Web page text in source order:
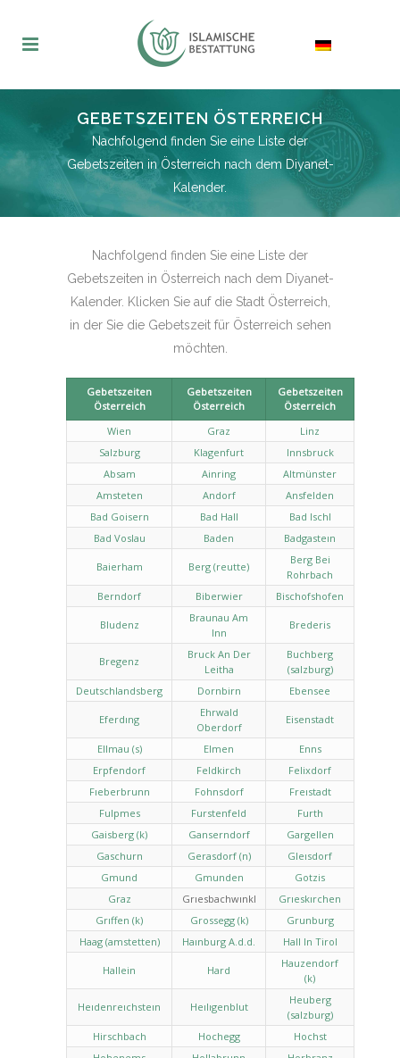
GEBETSZEITEN ÖSTERREICH
Nachfolgend finden Sie eine Liste der
Gebetszeiten in Österreich nach dem Diyanet-
Kalender.
Nachfolgend finden Sie eine Liste der
Gebetszeiten in Österreich nach dem Diyanet-
Kalender. Klicken Sie auf die Stadt Österreich,
in der Sie die Gebetszeit für Österreich sehen
möchten.
Gebetszeiten
Österreich
Gebetszeiten
Österreich
Gebetszeiten
Österreich
Wien
Graz
Linz
Salzburg
Klagenfurt
Innsbruck
Absam
Ainring
Altmünster
Amsteten
Andorf
Ansfelden
Bad Goisern
Bad Hall
Bad Ischl
Bad Voslau
Baden Badgasteın
Baierham Berg (reutte)
Berg Bei
Rohrbach
Berndorf
Biberwier Bischofshofen
Bludenz
Braunau Am
Inn
Brederis
Bregenz
Bruck An Der
Leitha
Buchberg
(salzburg)
Deutschlandsberg
Dornbirn Ebensee
Eferdıng
Ehrwald
Oberdorf
Eisenstadt
Ellmau (s) Elmen
Enns
Erpfendorf
Feldkirch
Felixdorf
Fıeberbrunn
Fohnsdorf
Freıstadt
Fulpmes
Furstenfeld
Furth
Gaisberg (k)
Ganserndorf
Gargellen
Gaschurn
Gerasdorf (n)
Gleısdorf
Gmund
Gmunden
Gotzis
Graz
Grıesbachwınkl
Grıeskırchen
Grıffen (k)
Grossegg (k)
Grunburg
Haag (amstetten)
Haınburg A.d.d. Hall In Tirol
Hallein Hard
Hauzendorf
(k)
Heıdenreıchsteın Heılıgenblut
Heuberg
(salzburg)
Hirschbach
Hochegg
Hochst